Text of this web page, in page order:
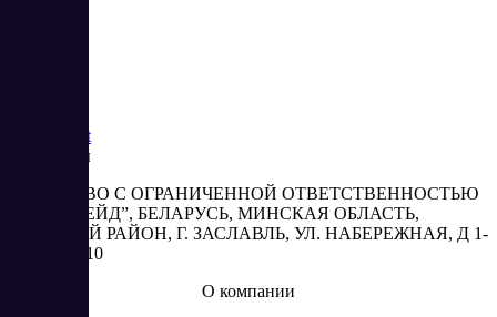
Market
Реквизиты
ОБЩЕСТВО С ОГРАНИЧЕННОЙ ОТВЕТСТВЕННОСТЬЮ
“АБЕСТРЕЙД”, БЕЛАРУСЬ, МИНСКАЯ ОБЛАСТЬ,
МИНСКИЙ РАЙОН, Г. ЗАСЛАВЛЬ, УЛ. НАБЕРЕЖНАЯ, Д 1-
2, КОМ. 310
О компании